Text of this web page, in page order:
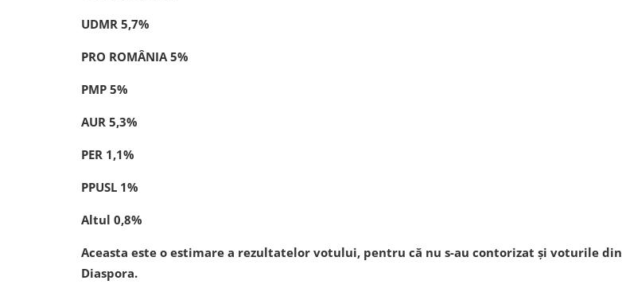
UDMR 5,7%
PRO ROMÂNIA 5%
PMP 5%
AUR 5,3%
PER 1,1%
PPUSL 1%
Altul 0,8%
Aceasta este o estimare a rezultatelor votului, pentru că nu s-au contorizat și voturile din
Diaspora.